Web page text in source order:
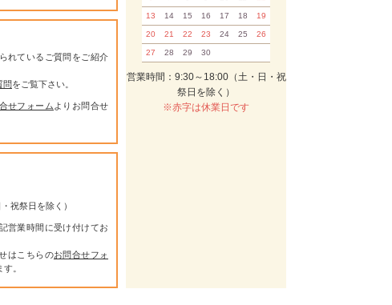
れているご質問をご紹介
問をご覧下さい。
せフォーム よりお問合せ
祝祭日を除く）
営業時間に受け付けてお
はこちらのお問合せフォ
。
13 14 15 16 17 18 19
20 21 22 23 24 25 26
27 28 29 30
営業時間：9:30～18:00（土・日・祝
祭日を除く）
※赤字は休業日です